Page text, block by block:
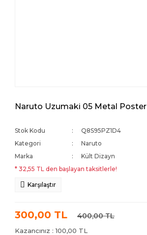
Naruto Uzumaki 05 Metal Poster
Stok Kodu
Q8S95PZ1D4
Kategori
Naruto
Marka
Kült Dizayn
* 32,55 TL den başlayan taksitlerle!
Karşılaştır
300,00 TL 400,00 TL
Kazancınız : 100,00 TL